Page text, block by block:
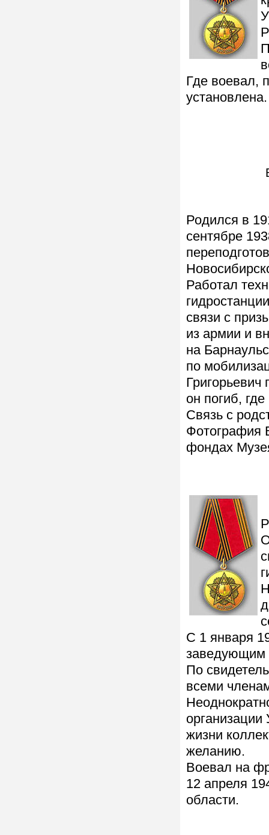
Где воевал,
установлена.
Родился в
сентябре
Работал
связи с
из армии и
на
по
Григорьевич
он погиб,
Связь с
Фотография
фондах
С 1 января
заведующим
По
всеми
жизни
желанию.
Воевал на
12 апреля
области.